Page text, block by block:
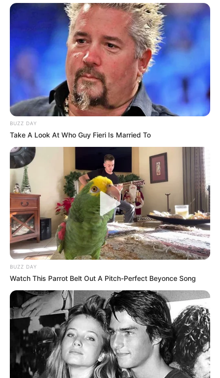
BUZZ DAY
Take A Look At Who Guy Fieri Is Married To
BUZZ DAY
Watch This Parrot Belt Out A Pitch-Perfect Beyonce Song